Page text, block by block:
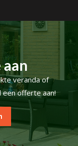
veranda of
een offerte aan!